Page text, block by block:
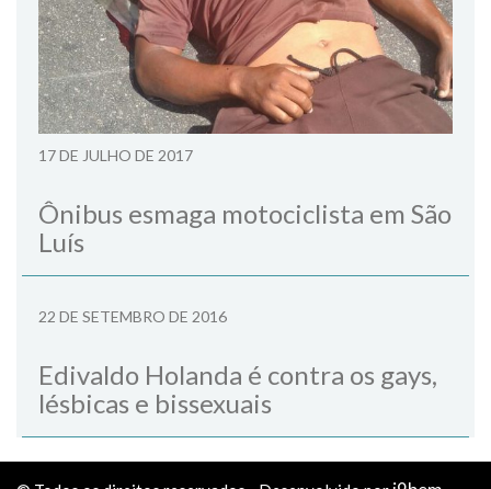
17 DE JULHO DE 2017
Ônibus esmaga motociclista em São
Luís
22 DE SETEMBRO DE 2016
Edivaldo Holanda é contra os gays,
lésbicas e bissexuais